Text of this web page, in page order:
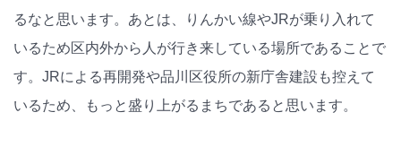
るなと思います。あとは、りんかい線やJRが乗り入れて
いるため区内外から人が行き来している場所であることで
す。JRによる再開発や品川区役所の新庁舎建設も控えて
いるため、もっと盛り上がるまちであると思います。